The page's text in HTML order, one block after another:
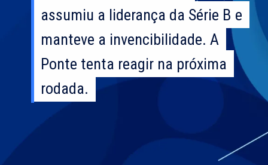
assumiu a liderança da Série B e
manteve a invencibilidade. A
Ponte tenta reagir na próxima
rodada.
assumiu a liderança da Série B e
manteve a invencibilidade. A
Ponte tenta reagir na próxima
rodada.